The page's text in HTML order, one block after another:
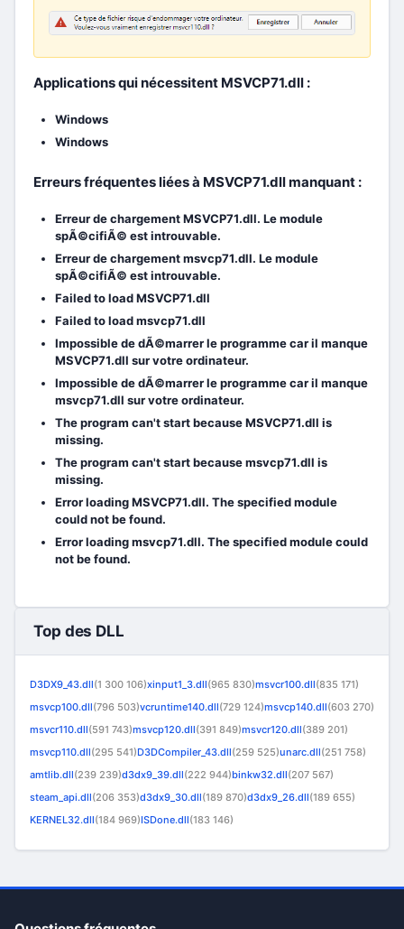
Applications qui nécessitent MSVCP71.dll :
Windows
Windows
Erreurs fréquentes liées à MSVCP71.dll manquant :
Erreur de chargement MSVCP71.dll. Le module
spÃ©cifiÃ© est introuvable.
Erreur de chargement msvcp71.dll. Le module
spÃ©cifiÃ© est introuvable.
Failed to load MSVCP71.dll
Failed to load msvcp71.dll
Impossible de dÃ©marrer le programme car il manque
MSVCP71.dll sur votre ordinateur.
Impossible de dÃ©marrer le programme car il manque
msvcp71.dll sur votre ordinateur.
The program can't start because MSVCP71.dll is
missing.
The program can't start because msvcp71.dll is
missing.
Error loading MSVCP71.dll. The specified module
could not be found.
Error loading msvcp71.dll. The specified module could
not be found.
Top des DLL
D3DX9_43.dll(1 300 106)xinput1_3.dll(965 830)msvcr100.dll(835 171)
msvcp100.dll(796 503)vcruntime140.dll(729 124)msvcp140.dll(603 270)
msvcr110.dll(591 743)msvcp120.dll(391 849)msvcr120.dll(389 201)
msvcp110.dll(295 541)D3DCompiler_43.dll(259 525)unarc.dll(251 758)
amtlib.dll(239 239)d3dx9_39.dll(222 944)binkw32.dll(207 567)
steam_api.dll(206 353)d3dx9_30.dll(189 870)d3dx9_26.dll(189 655)
KERNEL32.dll(184 969)ISDone.dll(183 146)